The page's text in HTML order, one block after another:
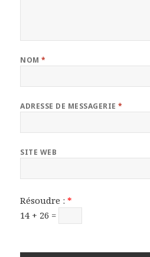
NOM*
ADRESSE DE MESSAGERIE*
SITE WEB
Résoudre :*
14 + 26 =